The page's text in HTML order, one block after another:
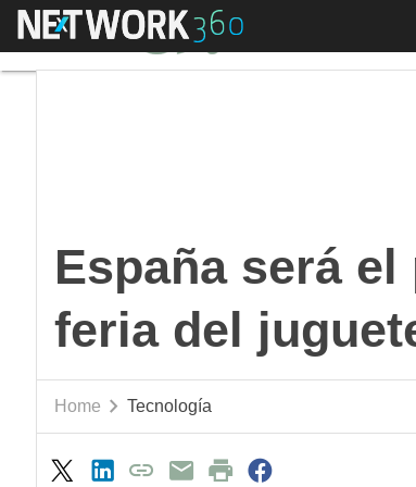
Menú
España será
feria del
Home Tecnología